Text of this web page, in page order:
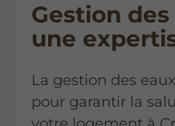
Gestion
une
La gestion des
pour garantir la